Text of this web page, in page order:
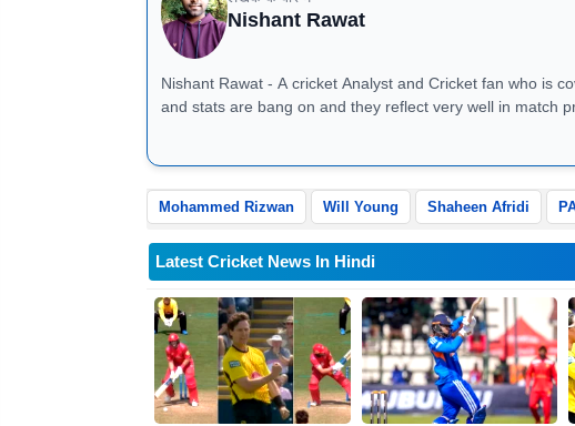
Nishant Rawat
Nishant Rawat - A cricket Analyst and Cricket fan who is
and stats are bang on and they reflect very well in match previews and
Mohammed Rizwan Will Young Shaheen Afridi
Latest Cricket News In Hindi